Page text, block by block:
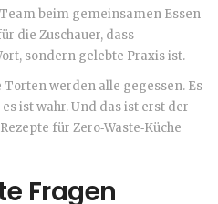
beim gemeinsamen Essen
die Zuschauer, dass
sondern gelebte Praxis ist.
werden alle gegessen. Es
ist wahr. Und das ist erst der
für Zero‑Waste‑Küche
Fragen